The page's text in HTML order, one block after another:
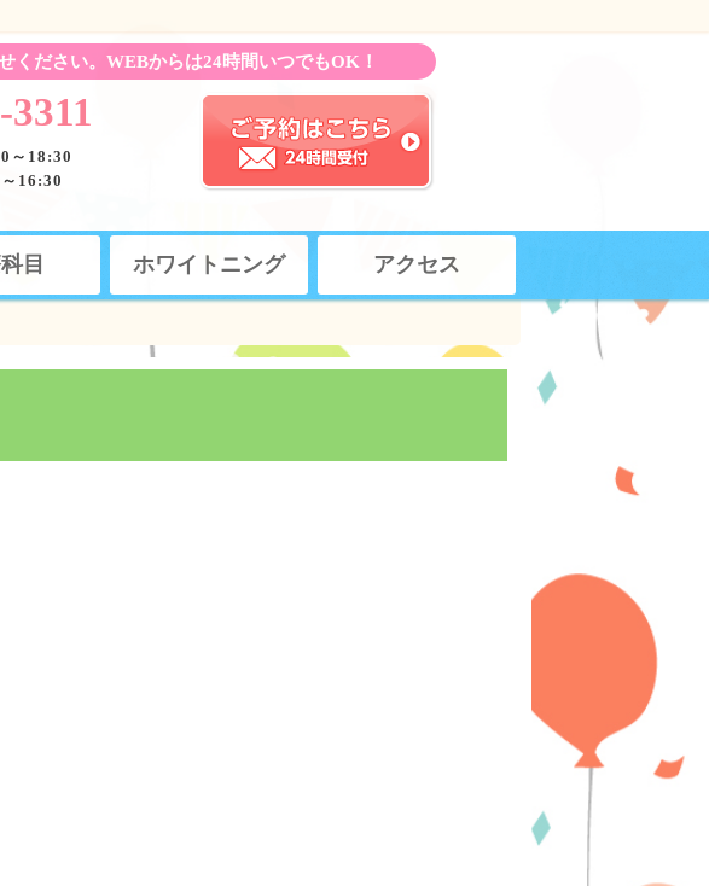
ください。WEBからは24時間いつでもOK！
3311
～18:30
16:30
目 ホワイトニング アクセス